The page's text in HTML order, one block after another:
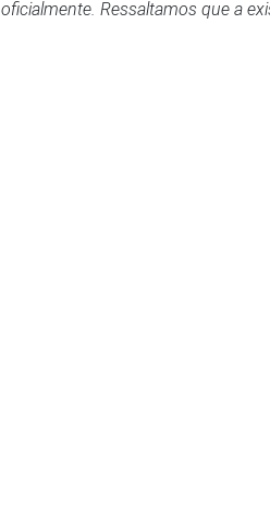
oficialmente. Ressaltamos que a